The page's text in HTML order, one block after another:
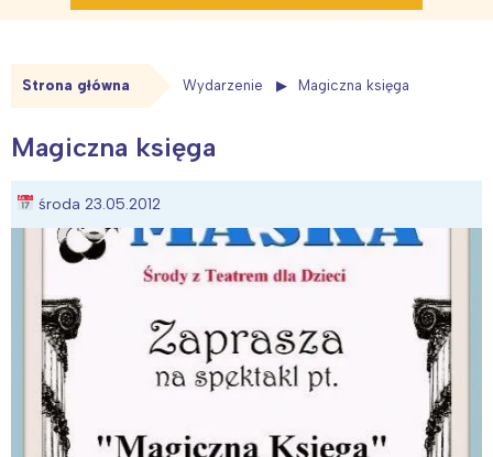
Strona główna Wydarzenie Magiczna księga
Magiczna księga
środa 23.05.2012